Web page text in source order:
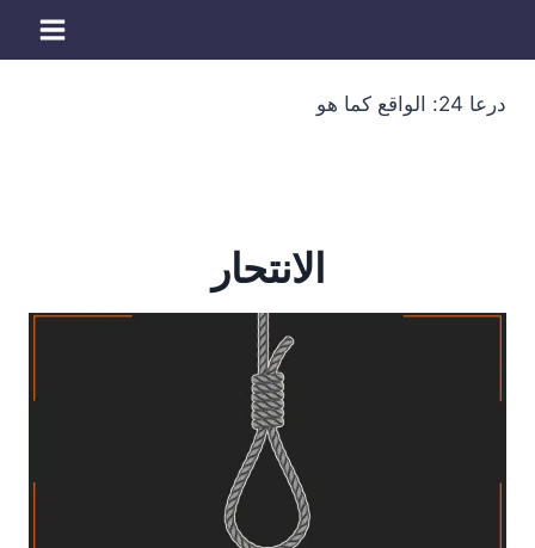
درعا 24: الواقع كما هو
الانتحار